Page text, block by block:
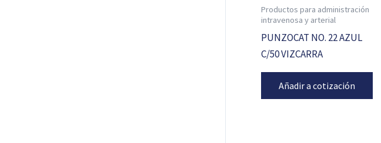
Productos para administración
intravenosa y arterial
PUNZOCAT NO. 22 AZUL
C/50 VIZCARRA
Añadir a cotización